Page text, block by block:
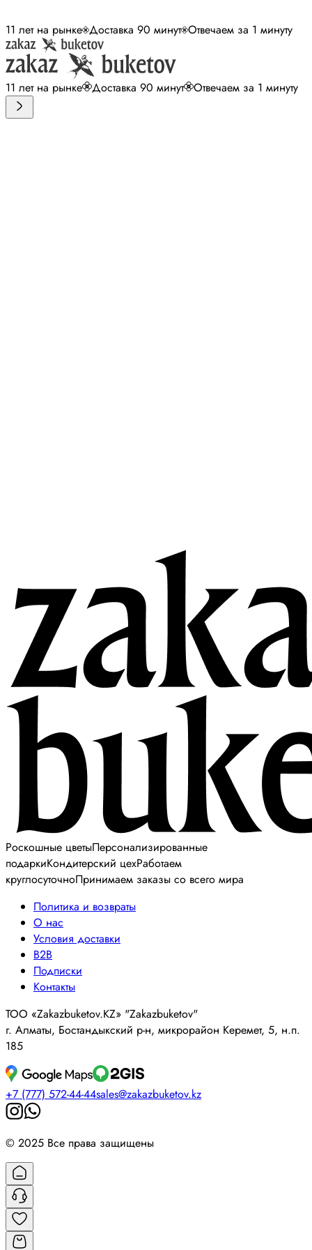
11 лет на рынке Доставка 90 минут Отвечаем за 1 минуту
11 лет на рынке Доставка 90 минут Отвечаем за 1 минуту
Роскошные цветыПерсонализированные
подаркиКондитерский цехРаботаем
круглосуточноПринимаем заказы со всего мира
Политика и возвраты
О нас
Условия доставки
B2B
Подписки
Контакты
ТОО «Zakazbuketov.KZ» "Zakazbuketov"
г. Алматы, Бостандыкский р-н, микрорайон Керемет, 5, н.п.
185
+7 (777) 572-44-44sales@zakazbuketov.kz
© 2025 Все права защищены